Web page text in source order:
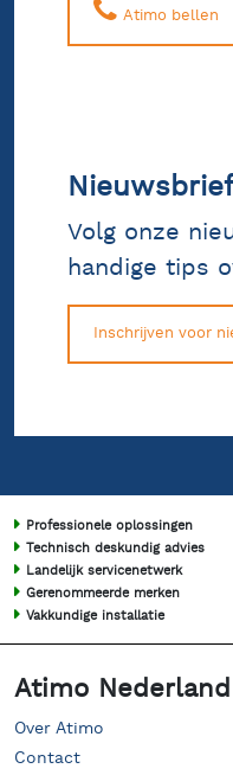
Atimo bellen
Volg onze
handige tips
Inschrijven voor
Professionele oplossingen
Technisch deskundig advies
Landelijk servicenetwerk
Gerenommeerde merken
Vakkundige installatie
Atimo Nederland
Over Atimo
Contact